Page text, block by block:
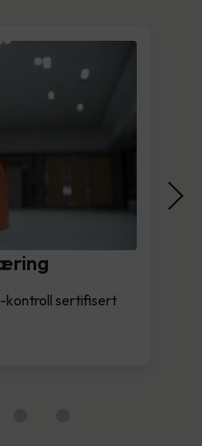
kontroll sertifisert